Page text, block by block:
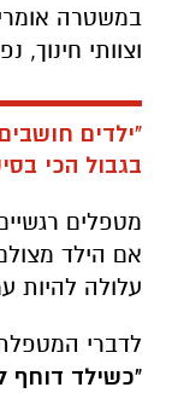
במשטרה
וצוותי חינוך,
"ילדים
בגבול הכי
מטפלים
אם הילד
עלולה להיות
לדברי
"כשילד דוחף